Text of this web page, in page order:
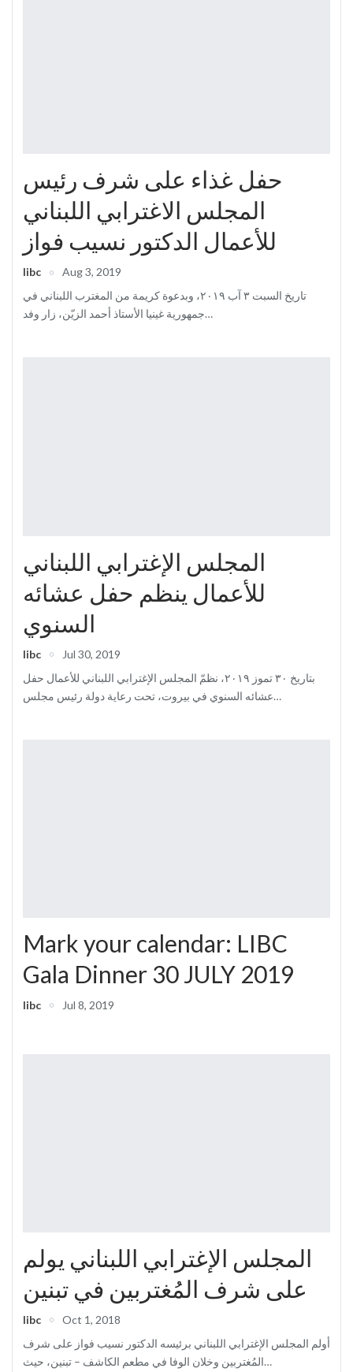
حفل غذاء على شرف رئيس
المجلس الاغترابي اللبناني
للأعمال الدكتور نسيب فواز
libc
Aug 3, 2019
تاريخ السبت ٣ آب ٢٠١٩، وبدعوة كريمة من المغترب اللبناني في
جمهورية غينيا الأستاذ أحمد الزيّن، زار وفد…
المجلس الإغترابي اللبناني
للأعمال ينظم حفل عشائه
السنوي
libc
Jul 30, 2019
بتاريخ ٣٠ تموز ٢٠١٩، نظمّ المجلس الإغترابي اللبناني للأعمال حفل
عشائه السنوي في بيروت، تحت رعاية دولة رئيس مجلس…
Mark your calendar: LIBC
Gala Dinner 30 JULY 2019
libc Jul 8, 2019
المجلس الإغترابي اللبناني يولم
على شرف المُغتربين في تبنين
libc
Oct 1, 2018
أولم المجلس الإغترابي اللبناني برئيسه الدكتور نسيب فواز على شرف
المُغتربين وخلان الوفا في مطعم الكاشف – تبنين، حيث…